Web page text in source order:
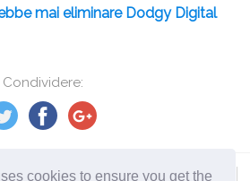
cookies to ensure you get the
Condividere:
mai eliminare Dodgy Digital